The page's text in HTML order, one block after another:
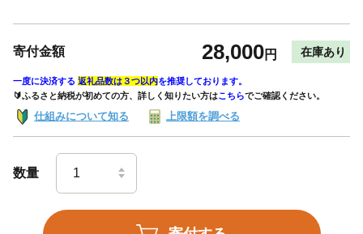
寄付金額 28,000円 在庫あり
一度に決済する 返礼品数は３つ以内を推奨しております。
🔰ふるさと納税が初めての方、詳しく知りたい方はこちらでご確認ください。
仕組みについて知る 上限額を調べる
数量